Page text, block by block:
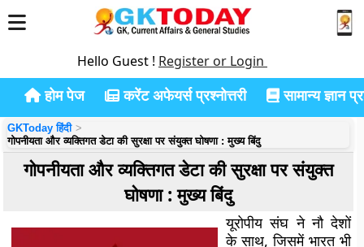
Hello Guest ! Register or Login
होम पेज करेंट अफेयर्स प्रश्नोत्तरी सामान्य ज्ञान
GKToday हिंदी
गोपनीयता और व्यक्तिगत डेटा की सुरक्षा पर संयुक्त घोषणा : मुख्य बिंदु
गोपनीयता और व्यक्तिगत डेटा की सुरक्षा पर संयुक्त
घोषणा : मुख्य बिंदु
यूरोपीय संघ ने नौ देशों
के साथ, जिसमें भारत भी